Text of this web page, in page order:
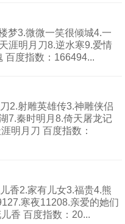
梦3.微微一笑很倾城4.一
涯明月刀8.逆水寒9.爱情
百度指数：166494...
2.射雕英雄传3.神雕侠侣
7.秦时明月8.倚天屠龙记
明月刀 百度指数：
香2.家有儿女3.福贵4.熊
寒夜11208.亲爱的她们
香 百度指数：20...